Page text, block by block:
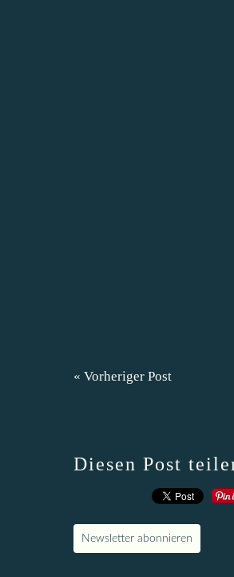
« Vorheriger Post
Diesen Post
Newsletter abonnieren